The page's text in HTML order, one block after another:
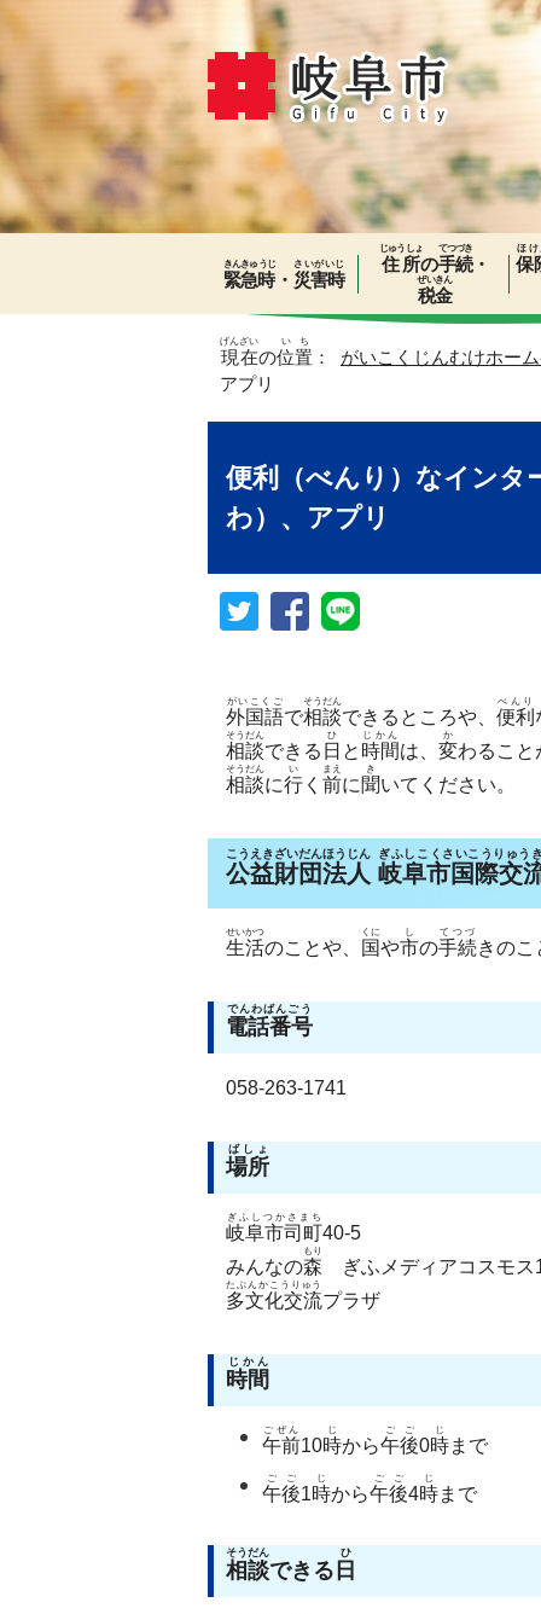
緊急時
きんきゅうじ
・ 災害時
さいがいじ 住所
じゅうしょ
の手続
てつづき
・
税金
ぜいきん
保
ほけ
現在
げんざい
の位置
いち
： がいこくじんむけホー
アプリ
便利（べんり）なインタ
わ）、アプリ
外国語
がいこくご
で相談
そうだん
できるところや、 便利
べんり
相談
そうだん
できる 日
ひ
と 時間
じかん
は、 変
か
わること
相談
そうだん
に行
い
く 前
まえ
に聞
き
いてください。
公益財団法人
こうえきざいだんほうじん
岐阜市国際交
ぎふしこくさいこうりゅう
生活
せいかつ
のことや、 国
くに
や市
し
の手続
てつづ
きのこ
電話番号
でんわばんごう
058-263-1741
場所
ばしょ
岐阜市司町
ぎふしつかさまち
40-5
みんなの森
もり
ぎふメディアコスモス
多文化交流
たぶんかこうりゅう
プラザ
時間
じかん
午前
ごぜん
10時
じ
から午後
ごご
0時
じ
まで
午後
ごご
1時
じ
から午後
ごご
4時
じ
まで
相談
そうだん
できる 日
ひ